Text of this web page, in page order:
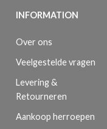
INFORMATION
Over ons
Veelgestelde vragen
Levering &
Retourneren
Aankoop herroepen